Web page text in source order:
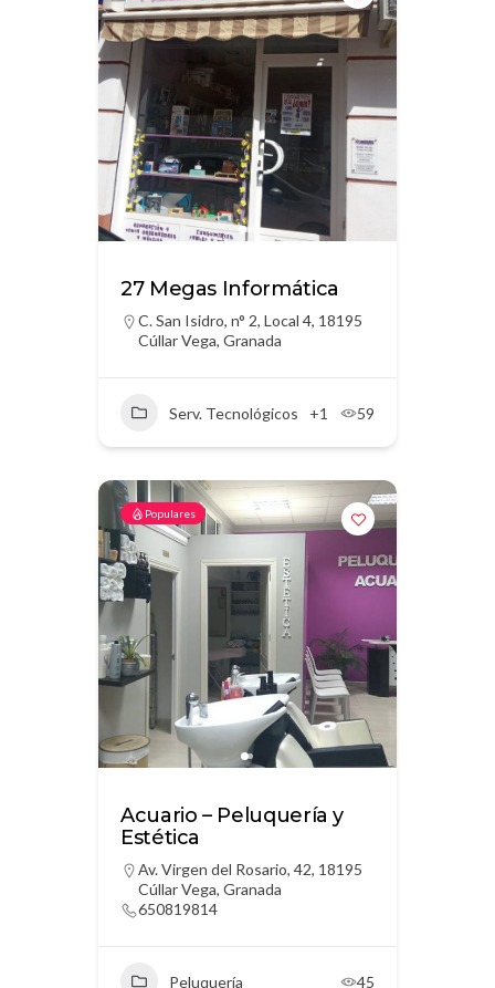
27 Megas Informática
C. San Isidro, n° 2, Local 4, 18195
Cúllar Vega, Granada
Serv. Tecnológicos +1 59
Populares
Acuario – Peluquería y
Estética
Av. Virgen del Rosario, 42, 18195
Cúllar Vega, Granada
650819814
Peluquería 45